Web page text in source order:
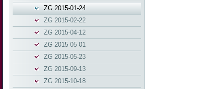
ZG 2015-01-24
ZG 2015-02-22
ZG 2015-04-12
ZG 2015-05-01
ZG 2015-05-23
ZG 2015-09-13
ZG 2015-10-18